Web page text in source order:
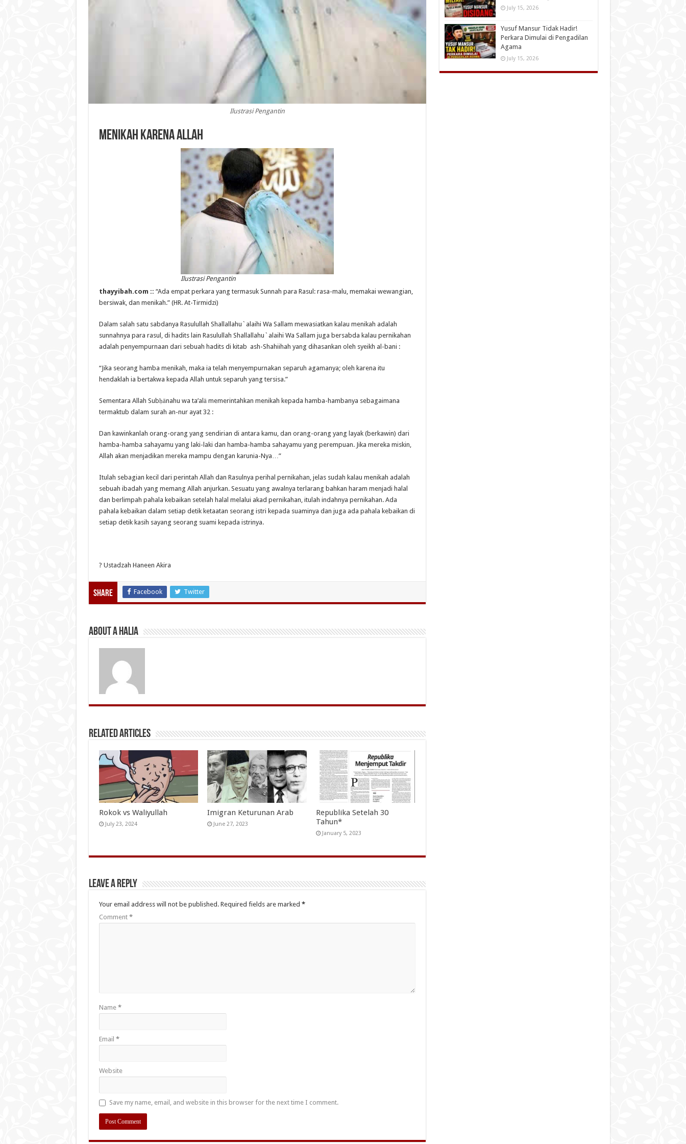
Ilustrasi Pengantin
Menikah karena Allah
Ilustrasi Pengantin
thayyibah.com :: “Ada empat perkara yang termasuk Sunnah para Rasul: rasa-malu, memakai wewangian,
bersiwak, dan menikah.” (HR. At-Tirmidzi)
Dalam salah satu sabdanya Rasulullah Shallallahu`alaihi Wa Sallam mewasiatkan kalau menikah adalah
sunnahnya para rasul, di hadits lain Rasulullah Shallallahu`alaihi Wa Sallam juga bersabda kalau pernikahan
adalah penyempurnaan dari sebuah hadits di kitab ash-Shahiihah yang dihasankan oleh syeikh al-bani :
“Jika seorang hamba menikah, maka ia telah menyempurnakan separuh agamanya; oleh karena itu
hendaklah ia bertakwa kepada Allah untuk separuh yang tersisa.”
Sementara Allah Subḥānahu wa ta’alā memerintahkan menikah kepada hamba-hambanya sebagaimana
termaktub dalam surah an-nur ayat 32 :
Dan kawinkanlah orang-orang yang sendirian di antara kamu, dan orang-orang yang layak (berkawin) dari
hamba-hamba sahayamu yang laki-laki dan hamba-hamba sahayamu yang perempuan. Jika mereka miskin,
Allah akan menjadikan mereka mampu dengan karunia-Nya…”
Itulah sebagian kecil dari perintah Allah dan Rasulnya perihal pernikahan, jelas sudah kalau menikah adalah
sebuah ibadah yang memang Allah anjurkan. Sesuatu yang awalnya terlarang bahkan haram menjadi halal
dan berlimpah pahala kebaikan setelah halal melalui akad pernikahan, itulah indahnya pernikahan. Ada
pahala kebaikan dalam setiap detik ketaatan seorang istri kepada suaminya dan juga ada pahala kebaikan di
setiap detik kasih sayang seorang suami kepada istrinya.
? Ustadzah Haneen Akira
Share Facebook Twitter
About A Halia
Related Articles
Rokok vs Waliyullah
July 23, 2024
Imigran Keturunan Arab
June 27, 2023
Republika Setelah 30
Tahun*
January 5, 2023
Leave a Reply
Your email address will not be published. Required fields are marked *
Comment *
Name *
Email *
Website
Save my name, email, and website in this browser for the next time I comment.
July 15, 2026
Yusuf Mansur Tidak Hadir!
Perkara Dimulai di Pengadilan
Agama
July 15, 2026